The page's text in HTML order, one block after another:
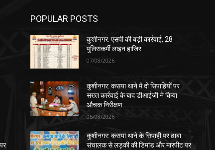
POPULAR POSTS
कुशीनगर: एसपी की बड़ी कार्रवाई, 28
पुलिसकर्मी लाइन हाजिर
07/08/2026
कुशीनगर: कसया थाने में दो सिपाहियों पर
सख्त कार्रवाई के बाद डीआईजी ने किया
औचक निरीक्षण
05/08/2026
कुशीनगर: कसया थाने के सिपाही पर ढाबा
संचालक से लड़की की डिमांड और मारपीट पर